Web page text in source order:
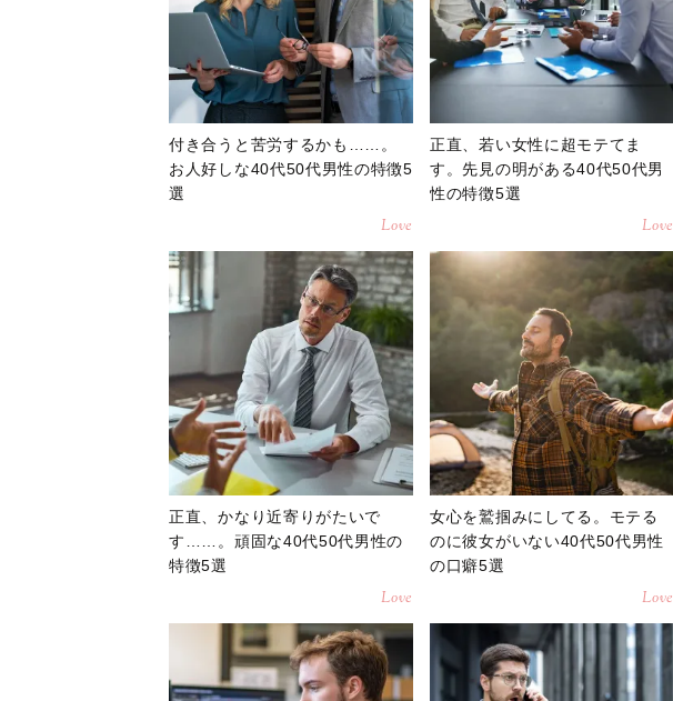
付き合うと苦労するかも……。
お人好しな40代50代男性の特徴5
選
Love
正直、若い女性に超モテてま
す。先見の明がある40代50代男
性の特徴5選
Love
正直、かなり近寄りがたいで
す……。頑固な40代50代男性の
特徴5選
Love
女心を鷲掴みにしてる。モテる
のに彼女がいない40代50代男性
の口癖5選
Love